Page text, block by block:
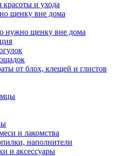
красоты и ухода
щенку вне дома
нужно щенку вне дома
от блох, клещей и глистов
и лакомства
наполнители
и аксессуары